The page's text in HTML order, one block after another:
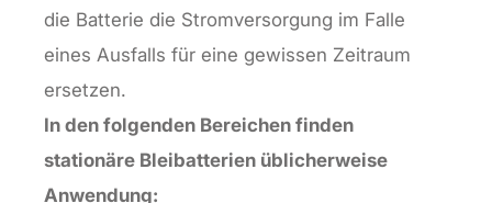
die Batterie die Stromversorgung im Falle
eines Ausfalls für eine gewissen Zeitraum
ersetzen.
In den folgenden Bereichen finden
stationäre Bleibatterien üblicherweise
Anwendung: